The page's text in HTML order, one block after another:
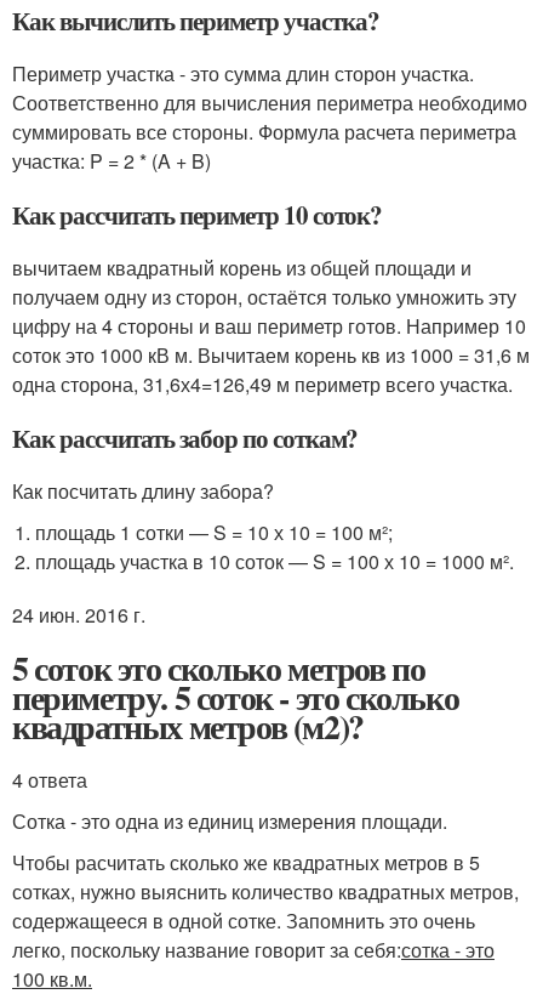
Как вычислить периметр участка?
Периметр участка - это сумма длин сторон участка.
Соответственно для вычисления периметра необходимо
суммировать все стороны. Формула расчета периметра
участка: P = 2 * (A + B)
Как рассчитать периметр 10 соток?
вычитаем квадратный корень из общей площади и
получаем одну из сторон, остаётся только умножить эту
цифру на 4 стороны и ваш периметр готов. Например 10
соток это 1000 кВ м. Вычитаем корень кв из 1000 = 31,6 м
одна сторона, 31,6х4=126,49 м периметр всего участка.
Как рассчитать забор по соткам?
Как посчитать длину забора?
площадь 1 сотки — S = 10 х 10 = 100 м²;
площадь участка в 10 соток — S = 100 х 10 = 1000 м².
24 июн. 2016 г.
5 соток это сколько метров по
периметру. 5 соток - это сколько
квадратных метров (м2)?
4 ответа
Сотка - это одна из единиц измерения площади.
Чтобы расчитать сколько же квадратных метров в 5
сотках, нужно выяснить количество квадратных метров,
содержащееся в одной сотке. Запомнить это очень
легко, поскольку название говорит за себя:сотка - это
100 кв.м.